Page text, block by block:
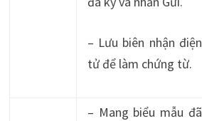
– Lưu biên nhận điện
tử để làm chứng từ.
– Mang biểu mẫu đã